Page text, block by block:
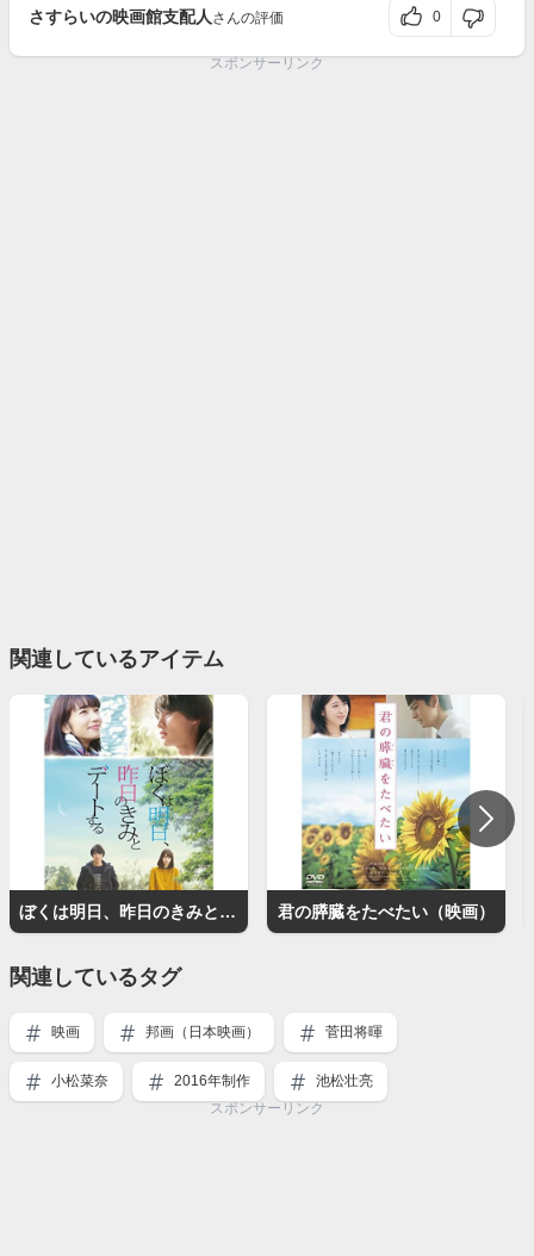
さすらいの映画館支配人 さんの評価 0
スポンサーリンク
関連しているアイテム
ぼくは明日、昨日のきみとデートする 君の膵臓をたべたい（映画）
関連しているタグ
映画 邦画（日本映画） 菅田将暉
小松菜奈 2016年制作
池松壮亮
スポンサーリンク